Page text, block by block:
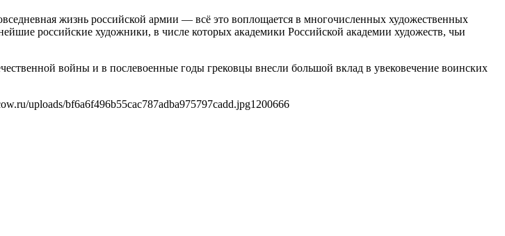
жизнь российской армии — всё это воплощается в многочисленных художественных
российские художники, в числе которых академики Российской академии художеств, чьи
войны и в послевоенные годы грековцы внесли большой вклад в увековечение воинских
uploads/bf6a6f496b55cac787adba975797cadd.jpg1200666